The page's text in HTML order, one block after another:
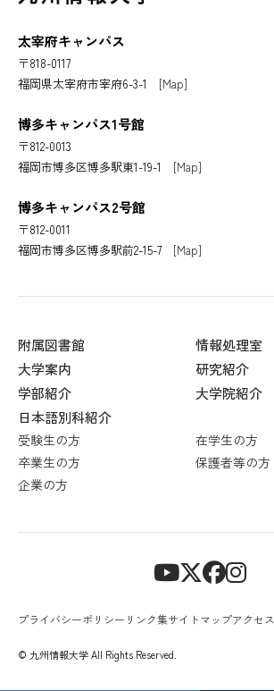
太宰府キャンパス
〒818-0117
福岡県太宰府市宰府6-3-1 [Map]
博多キャンパス1号館
〒812-0013
福岡市博多区博多駅東1-19-1 [Map]
博多キャンパス2号館
〒812-0011
福岡市博多区博多駅前2-15-7 [Map]
附属図書館
情報処理室
大学案内
研究紹介
学部紹介
大学院紹介
日本語別科紹介
受験生の方
在学生の方
卒業生の方
保護者等の方
企業の方
プライバシーポリシー リンク集サイトマップアクセス
© 九州情報大学 All Rights Reserved.